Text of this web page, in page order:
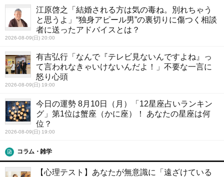
江原啓之「結婚される方は気の毒ね。別れちゃう
と思うよ」“独身アピール男”の裏切りに傷つく相談
者に送ったアドバイスとは？
2026-08-09(日) 20:00
有吉弘行「なんで『テレビ見ないんですよね』っ
て言われなきゃいけないんだよ！」不要な一言に
怒り心頭
2026-08-09(日) 19:00
今日の運勢 8月10日（月）「12星座占いランキン
グ」第1位は蟹座（かに座）！ あなたの星座は何
位？
2026-08-09(日) 19:00
コラム・雑学
【心理テスト】あなたが無意識に「遠ざけている